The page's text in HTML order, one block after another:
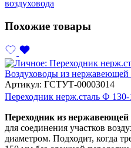
воздуховода
Похожие товары
Воздуховоды из нержавеющей
Артикул: ГСТУТ-00003014
Переходник нерж.сталь Ф
Переходник из нержавеющей
для соединения участков
диаметром. Подходит, когда